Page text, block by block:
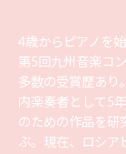
4歳からピアノを
第5回九州音楽コ
多数の受賞歴あり
内楽奏者として5
のための作品を研
ぶ。現在、ロシア